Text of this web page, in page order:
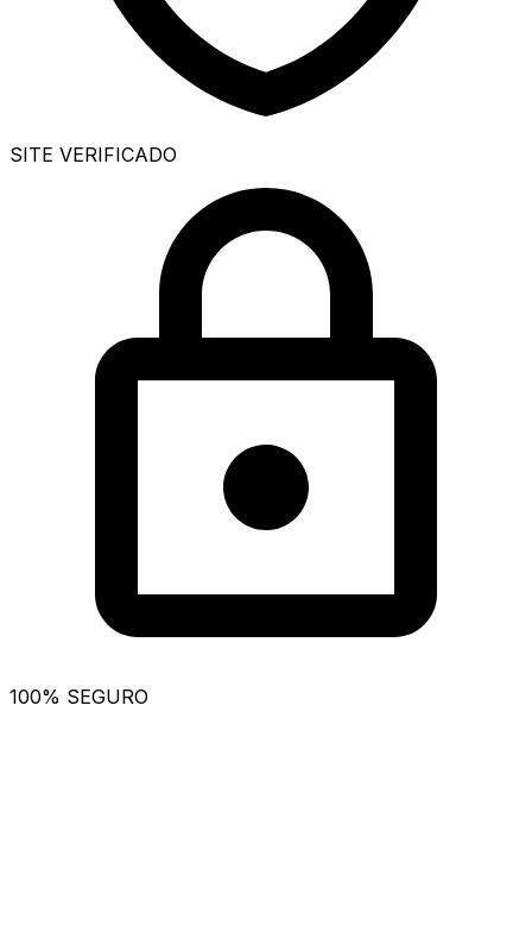
SITE VERIFICADO
100% SEGURO